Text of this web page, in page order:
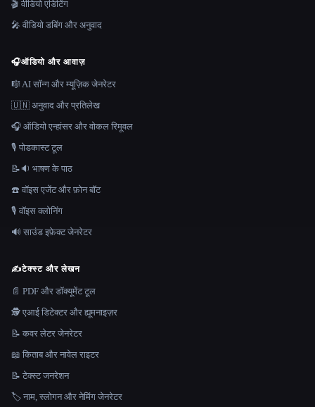
🎬 वीडियो एडिटिंग
🎤 वीडियो डबिंग और अनुवाद
🎧ऑडियो और आवाज़
🎼 AI सॉन्ग और म्यूज़िक जेनरेटर
🇺🇳 अनुवाद और प्रतिलेख
🎧 ऑडियो एन्हांसर और वोकल रिमूवल
🎙️ पोडकास्ट टूल
📝🔉 भाषण के पाठ
☎️ वॉइस एजेंट और फ़ोन बॉट
🎙️ वॉइस क्लोनिंग
🔊 साउंड इफ़ेक्ट जेनरेटर
✍️टेक्स्ट और लेखन
📄 PDF और डॉक्यूमेंट टूल
🕵️ एआई डिटेक्टर और ह्यूमनाइज़र
📝 कवर लेटर जेनरेटर
📖 किताब और नावेल राइटर
📝 टेक्स्ट जनरेशन
🏷️ नाम, स्लोगन और नेमिंग जेनरेटर